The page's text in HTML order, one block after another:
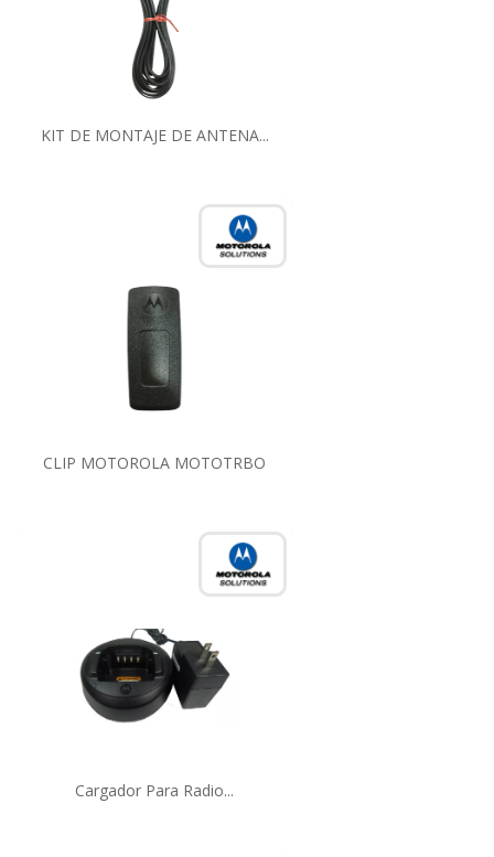
KIT DE MONTAJE DE ANTENA...
CLIP MOTOROLA MOTOTRBO
Cargador Para Radio...